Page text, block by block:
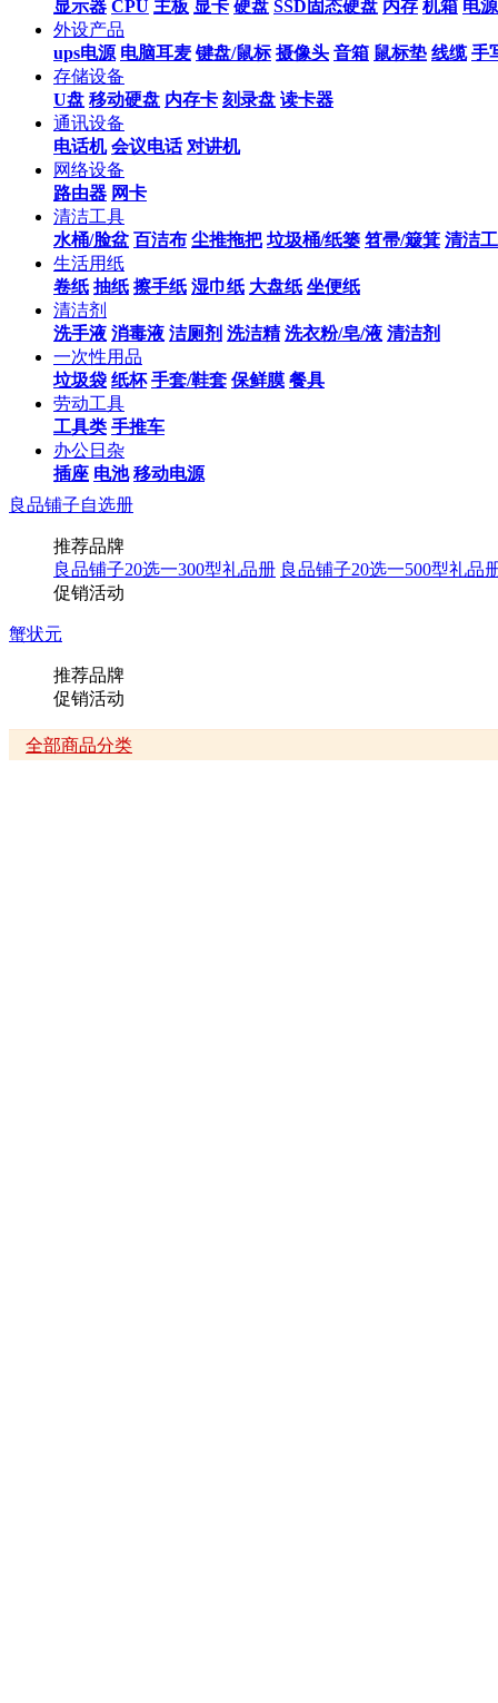
显示器 CPU 主板 显卡 硬盘 SSD固态硬盘 内存 机箱 电源
外设产品
ups电源 电脑耳麦 键盘/鼠标 摄像头 音箱 鼠标垫 线缆 手
存储设备
U盘 移动硬盘 内存卡 刻录盘 读卡器
通讯设备
电话机 会议电话 对讲机
网络设备
路由器 网卡
清洁工具
水桶/脸盆 百洁布 尘推拖把 垃圾桶/纸篓 笤帚/簸箕 清洁
生活用纸
卷纸 抽纸 擦手纸 湿巾纸 大盘纸 坐便纸
清洁剂
洗手液 消毒液 洁厕剂 洗洁精 洗衣粉/皂/液 清洁剂
一次性用品
垃圾袋 纸杯 手套/鞋套 保鲜膜 餐具
劳动工具
工具类 手推车
办公日杂
插座 电池 移动电源
良品铺子自选册
推荐品牌
良品铺子20选一300型礼品册 良品铺子20选一500型礼品
促销活动
蟹状元
推荐品牌
促销活动
全部商品分类